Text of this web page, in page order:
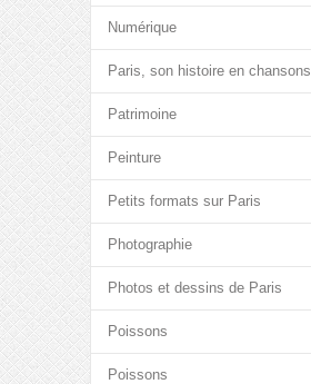
Numérique
Paris, son histoire en chansons
Patrimoine
Peinture
Petits formats sur Paris
Photographie
Photos et dessins de Paris
Poissons
Poissons